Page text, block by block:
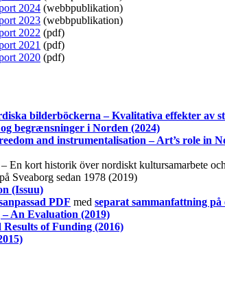
2024 (webbpublikation)
2023 (webbpublikation)
2022 (pdf)
2021 (pdf)
2020 (pdf)
bilderböckerna – Kvalitativa effekter av
begrænsninger i Norden (2024)
and instrumentalisation – Art’s role in
En kort historik över nordiskt kultursamarbete
Sveaborg sedan 1978 (2019)
(Issuu)
PDF med separat sammanfattning på
An Evaluation (2019)
Results of Funding (2016)